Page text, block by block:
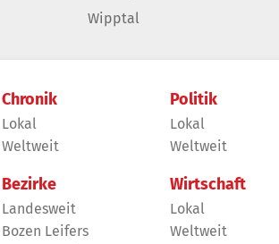
Wipptal
Chronik
Lokal
Weltweit
Bezirke
Landesweit
Bozen Leifers
Politik
Lokal
Weltweit
Wirtschaft
Lokal
Weltweit